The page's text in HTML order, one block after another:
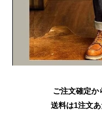
ご注文確定か
送料は1注文あ